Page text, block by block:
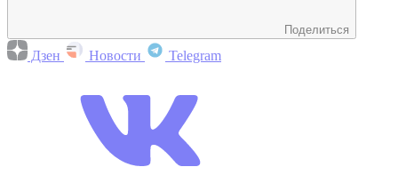
Поделиться
Дзен Новости Telegram